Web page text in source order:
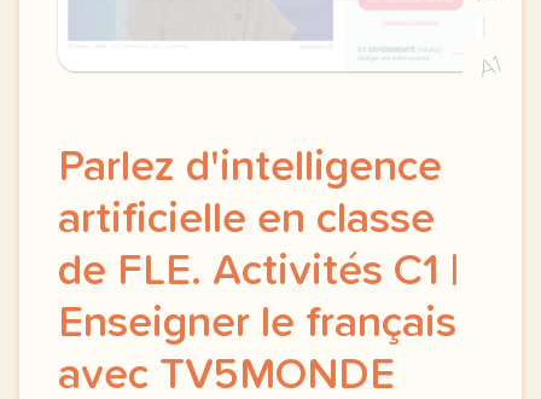
A1
Parlez d'intelligence
artificielle en classe
de FLE. Activités C1 |
Enseigner le français
avec TV5MONDE